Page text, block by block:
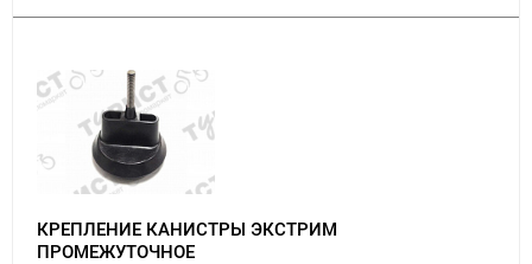
КРЕПЛЕНИЕ КАНИСТРЫ ЭКСТРИМ
ПРОМЕЖУТОЧНОЕ